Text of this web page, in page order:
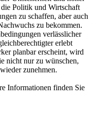
Politik und Wirtschaft
zu schaffen, aber auch
zu bekommen.
verlässlicher
erlebt
planbar erscheint, wird
nicht nur zu wünschen,
zunehmen.
Informationen finden Sie